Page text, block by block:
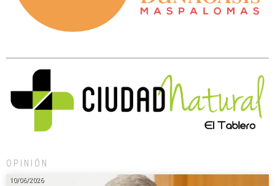
OPINIÓN
10/06/2026